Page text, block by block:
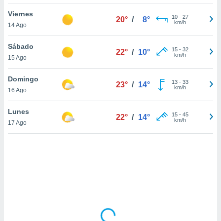
sitio
En
sean
el sitio
ni para
o
Viernes
14 Ago
20° / 8° 10- 27
km/h
Sábado
15 Ago
22° / 10° 15- 32
km/h
Domingo
16 Ago
23° / 14° 13- 33
km/h
Lunes
17 Ago
22° / 14° 15- 45
km/h